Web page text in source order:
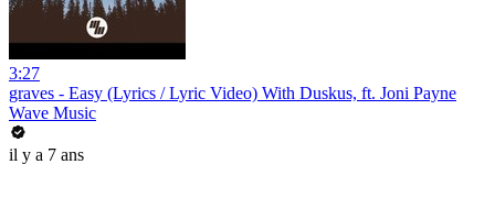
3:27
graves - Easy (Lyrics / Lyric Video) With Duskus, ft. Joni Payne
Wave Music
il y a 7 ans